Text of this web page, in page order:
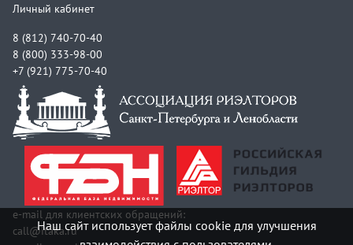
Личный кабинет
8 (812) 740-70-40
8 (800) 333-98-00
+7 (921) 775-70-40
e-mail для клиентских обращений:
call@itaka.ru
Наш сайт использует файлы cookie для улучшения